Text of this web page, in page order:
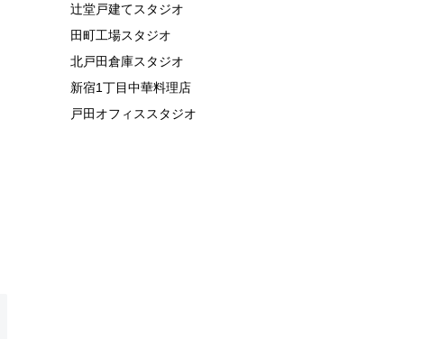
辻堂戸建てスタジオ
田町工場スタジオ
北戸田倉庫スタジオ
新宿1丁目中華料理店
戸田オフィススタジオ